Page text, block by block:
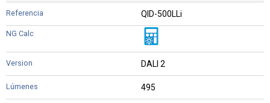
QID-500LLi
DALI 2
495